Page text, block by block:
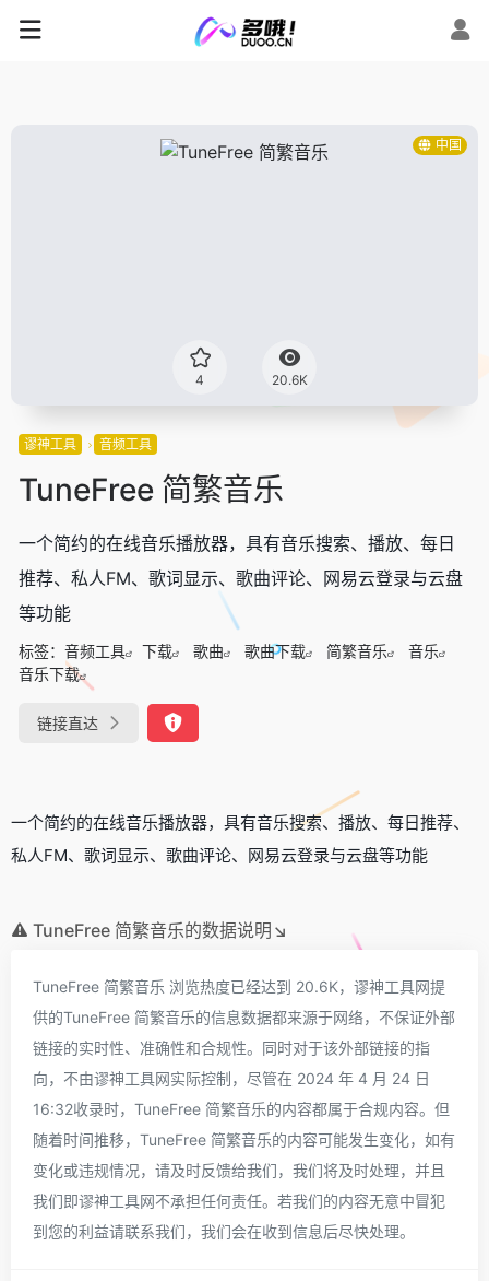
中国
4 20.6K
谬神工具 音频工具
TuneFree 简繁音乐
一个简约的在线音乐播放器，具有音乐搜索、播放、每日
推荐、私人FM、歌词显示、歌曲评论、网易云登录与云盘
等功能
标签： 音频工具 下载 歌曲 歌曲下载 简繁音乐
音乐
音乐下载
链接直达
一个简约的在线音乐播放器，具有音乐搜索、播放、每日推荐、
私人FM、歌词显示、歌曲评论、网易云登录与云盘等功能
TuneFree 简繁音乐的数据说明↘
TuneFree 简繁音乐 浏览热度已经达到 20.6K，谬神工具网提
供的TuneFree 简繁音乐的信息数据都来源于网络，不保证外部
链接的实时性、准确性和合规性。同时对于该外部链接的指
向，不由谬神工具网实际控制，尽管在 2024 年 4 月 24 日
16:32收录时，TuneFree 简繁音乐的内容都属于合规内容。但
随着时间推移，TuneFree 简繁音乐的内容可能发生变化，如有
变化或违规情况，请及时反馈给我们，我们将及时处理，并且
我们即谬神工具网不承担任何责任。若我们的内容无意中冒犯
到您的利益请联系我们，我们会在收到信息后尽快处理。